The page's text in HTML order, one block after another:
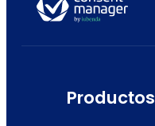
Productos